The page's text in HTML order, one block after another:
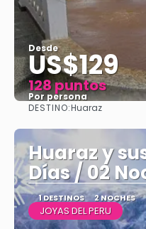
Desde
US$129
128 puntos
Por persona
DESTINO:Huaraz
Huaraz y
Días / 02
1 DESTINOS 2 NOCHES
JOYAS DEL PERU